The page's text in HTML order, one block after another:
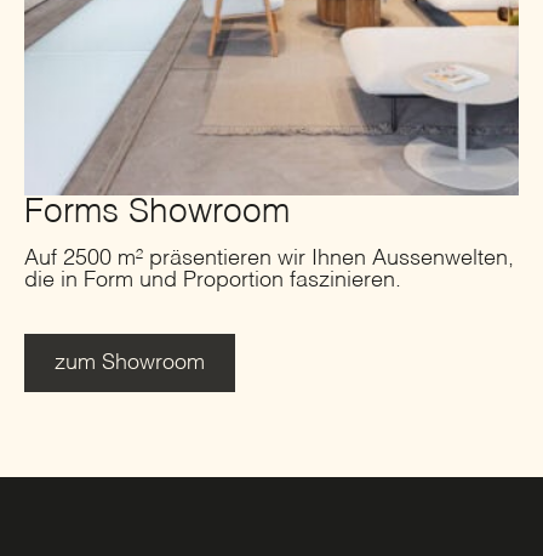
Forms Showroom
Auf 2500 m² präsentieren wir Ihnen Aussenwelten,
die in Form und Proportion faszinieren.
zum Showroom